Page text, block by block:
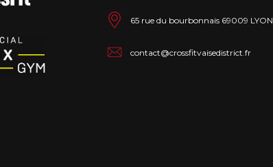
65 rue du bourbonnais 69009 LYON
contact@crossfitvaisedistrict.fr